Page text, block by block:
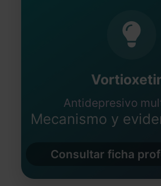
Antidepresivo
Mecanismo y
Consultar ficha